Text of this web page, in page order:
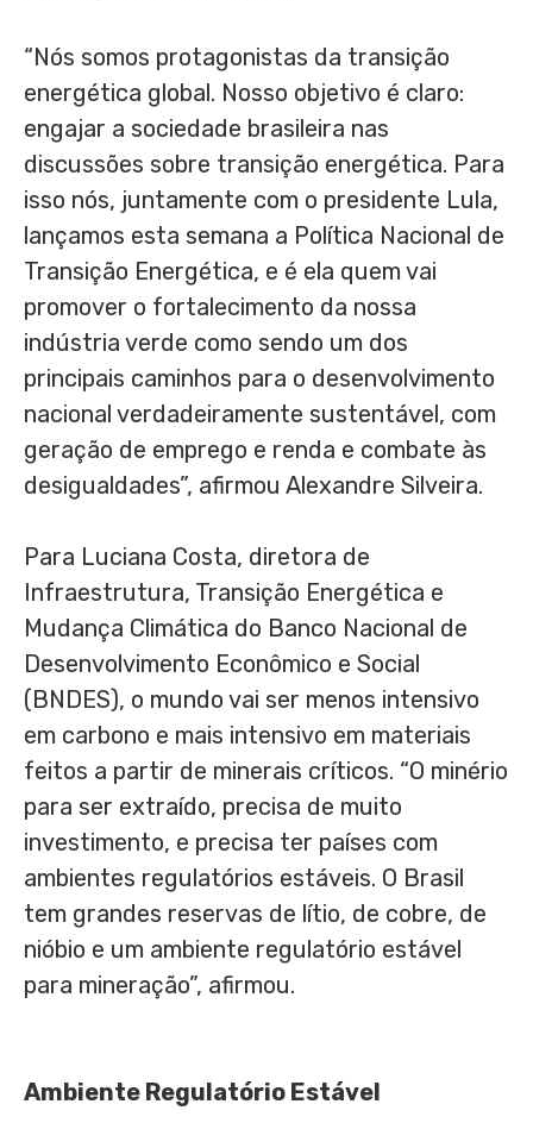
“Nós somos protagonistas da transição
energética global. Nosso objetivo é claro:
engajar a sociedade brasileira nas
discussões sobre transição energética. Para
isso nós, juntamente com o presidente Lula,
lançamos esta semana a Política Nacional de
Transição Energética, e é ela quem vai
promover o fortalecimento da nossa
indústria verde como sendo um dos
principais caminhos para o desenvolvimento
nacional verdadeiramente sustentável, com
geração de emprego e renda e combate às
desigualdades”, afirmou Alexandre Silveira.
Para Luciana Costa, diretora de
Infraestrutura, Transição Energética e
Mudança Climática do Banco Nacional de
Desenvolvimento Econômico e Social
(BNDES), o mundo vai ser menos intensivo
em carbono e mais intensivo em materiais
feitos a partir de minerais críticos. “O minério
para ser extraído, precisa de muito
investimento, e precisa ter países com
ambientes regulatórios estáveis. O Brasil
tem grandes reservas de lítio, de cobre, de
nióbio e um ambiente regulatório estável
para mineração”, afirmou.
Ambiente Regulatório Estável